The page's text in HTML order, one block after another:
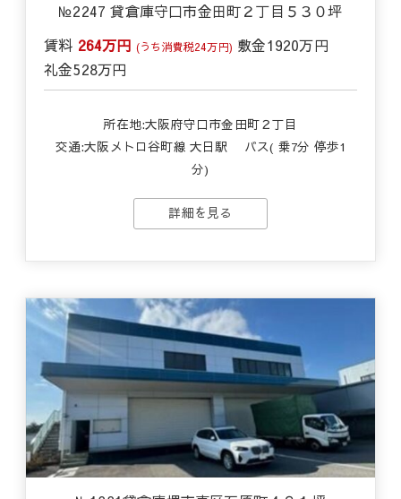
№2247 貸倉庫守口市金田町２丁目５３０坪
賃料 264万円 (うち消費税24万円) 敷金1920万円
礼金528万円
所在地:大阪府守口市金田町２丁目
交通:大阪メトロ谷町線 大日駅
バス( 乗7分 停歩1
分)
詳細を見る